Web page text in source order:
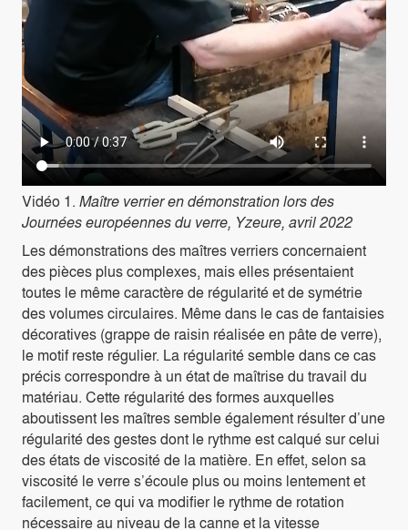
Vidéo 1. Maître verrier en démonstration lors des
Journées européennes du verre, Yzeure, avril 2022
Les démonstrations des maîtres verriers concernaient
des pièces plus complexes, mais elles présentaient
toutes le même caractère de régularité et de symétrie
des volumes circulaires. Même dans le cas de fantaisies
décoratives (grappe de raisin réalisée en pâte de verre),
le motif reste régulier. La régularité semble dans ce cas
précis correspondre à un état de maîtrise du travail du
matériau. Cette régularité des formes auxquelles
aboutissent les maîtres semble également résulter d’une
régularité des gestes dont le rythme est calqué sur celui
des états de viscosité de la matière. En effet, selon sa
viscosité le verre s’écoule plus ou moins lentement et
facilement, ce qui va modifier le rythme de rotation
nécessaire au niveau de la canne et la vitesse